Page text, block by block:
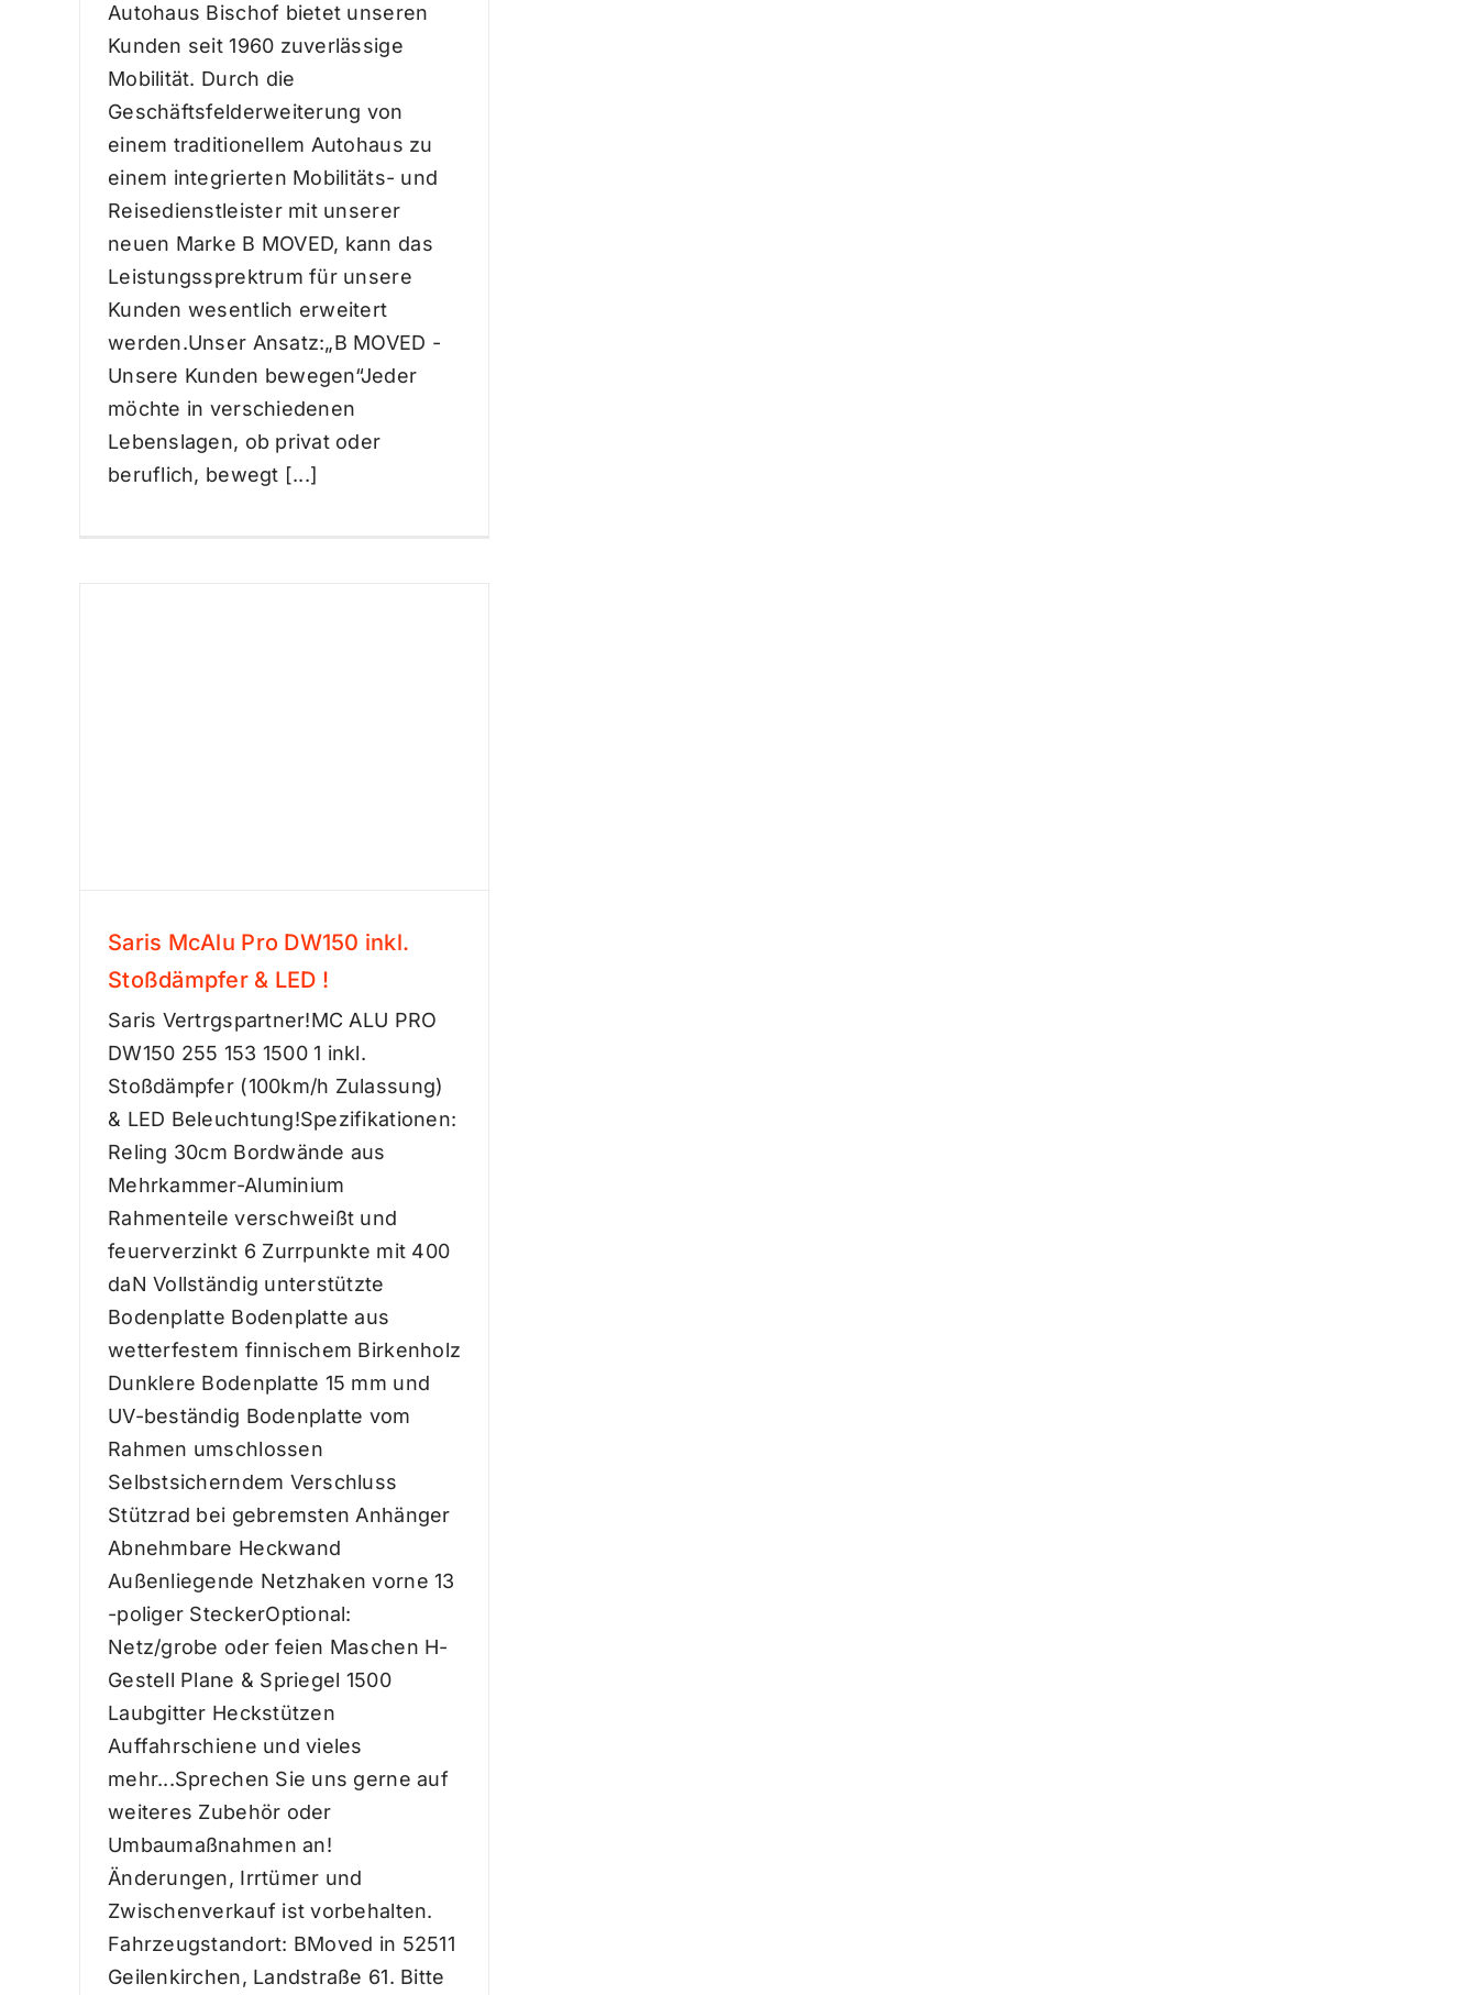
Autohaus Bischof bietet unseren
Kunden seit 1960 zuverlässige
Mobilität. Durch die
Geschäftsfelderweiterung von
einem traditionellem Autohaus zu
einem integrierten Mobilitäts- und
Reisedienstleister mit unserer
neuen Marke B MOVED, kann das
Leistungssprektrum für unsere
Kunden wesentlich erweitert
werden.Unser Ansatz:„B MOVED -
Unsere Kunden bewegen“Jeder
möchte in verschiedenen
Lebenslagen, ob privat oder
beruflich, bewegt [...]
Saris McAlu Pro DW150 inkl.
Stoßdämpfer & LED !
Saris Vertrgspartner!MC ALU PRO
DW150 255 153 1500 1 inkl.
Stoßdämpfer (100km/h Zulassung)
& LED Beleuchtung!Spezifikationen:
Reling 30cm Bordwände aus
Mehrkammer-Aluminium
Rahmenteile verschweißt und
feuerverzinkt 6 Zurrpunkte mit 400
daN Vollständig unterstützte
Bodenplatte Bodenplatte aus
wetterfestem finnischem Birkenholz
Dunklere Bodenplatte 15 mm und
UV-beständig Bodenplatte vom
Rahmen umschlossen
Selbstsicherndem Verschluss
Stützrad bei gebremsten Anhänger
Abnehmbare Heckwand
Außenliegende Netzhaken vorne 13
-poliger SteckerOptional:
Netz/grobe oder feien Maschen H-
Gestell Plane & Spriegel 1500
Laubgitter Heckstützen
Auffahrschiene und vieles
mehr...Sprechen Sie uns gerne auf
weiteres Zubehör oder
Umbaumaßnahmen an!
Änderungen, Irrtümer und
Zwischenverkauf ist vorbehalten.
Fahrzeugstandort: BMoved in 52511
Geilenkirchen, Landstraße 61. Bitte